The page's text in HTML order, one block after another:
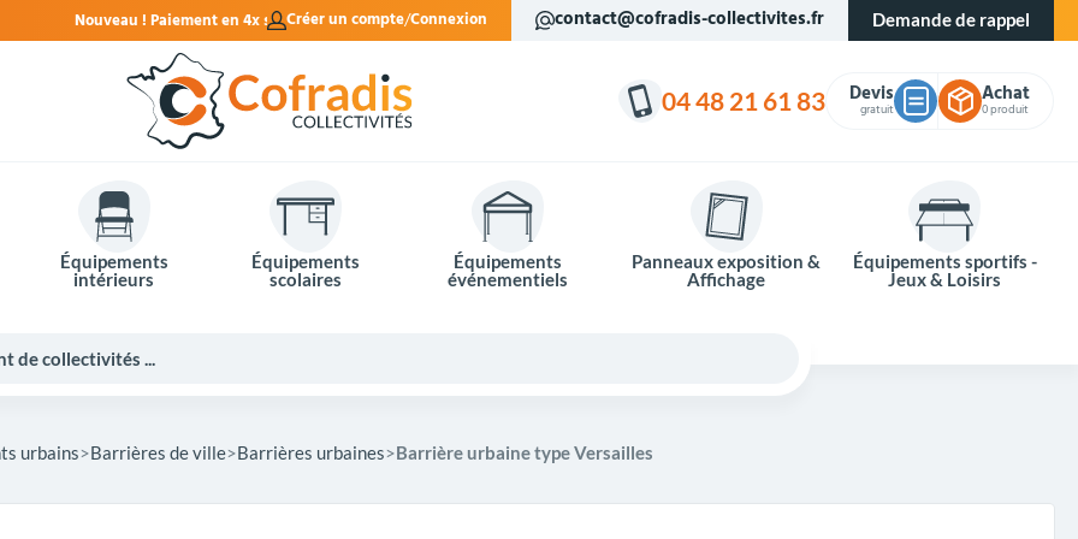
en 4x sans frais. Créer un compte Connexion contact@cofradis-collectivites.fr Demande de rappel
04 48 21 61 83 Devis
gratuit
Achat
0 produit
Équipements
intérieurs
Équipements
scolaires
Équipements
événementiels
Panneaux exposition &
Affichage
Équipements sportifs -
Jeux & Loisirs
urbains Barrières de ville Barrières urbaines Barrière urbaine type Versailles